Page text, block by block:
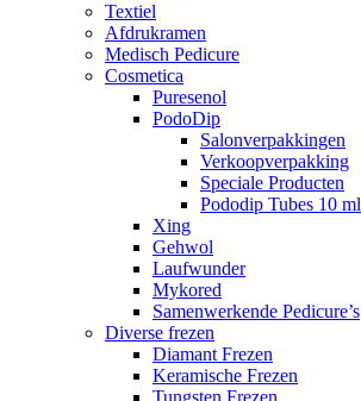
Textiel
Afdrukramen
Medisch Pedicure
Cosmetica
Puresenol
PodoDip
Salonverpakkingen
Verkoopverpakking
Speciale Producten
Pododip Tubes 10 ml
Xing
Gehwol
Laufwunder
Mykored
Samenwerkende Pedicure’s
Diverse frezen
Diamant Frezen
Keramische Frezen
Tungsten Frezen